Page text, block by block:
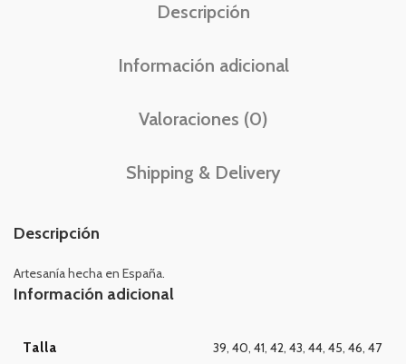
Descripción
Información adicional
Valoraciones (0)
Shipping & Delivery
Descripción
Artesanía hecha en España.
Información adicional
Talla 39, 40, 41, 42, 43, 44, 45, 46, 47